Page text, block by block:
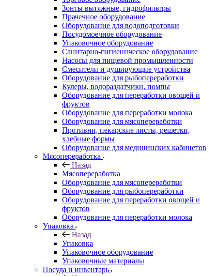
Зонты вытяжные, гидрофильтры
Прачечное оборудование
Оборудование для водоподготовки
Посудомоечное оборудование
Упаковочное оборудование
Санитарно-гигиеническое оборудование
Насосы для пищевой промышленности
Смесители и душирующие устройства
Оборудование для рыбопереработки
Кулеры, водораздатчики, помпы
Оборудование для переработки овощей и
фруктов
Оборудование для переработки молока
Оборудование для мясопереработки
Противни, пекарские листы, решетки,
хлебные формы
Оборудование для медицинских кабинетов
Мясопереработка
Назад
Мясопереработка
Оборудование для мясопереработки
Оборудование для рыбопереработки
Оборудование для переработки овощей и
фруктов
Оборудование для переработки молока
Упаковка
Назад
Упаковка
Упаковочное оборудование
Упаковочные материалы
Посуда и инвентарь